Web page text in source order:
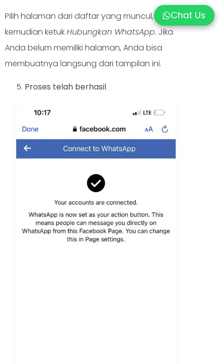
Pilih halaman dari daftar yang muncul,
kemudian ketukHubungkan WhatsApp. Jika
Anda belum memiliki halaman, Anda bisa
membuatnya langsung dari tampilan ini.
Proses telah berhasil
Chat Us